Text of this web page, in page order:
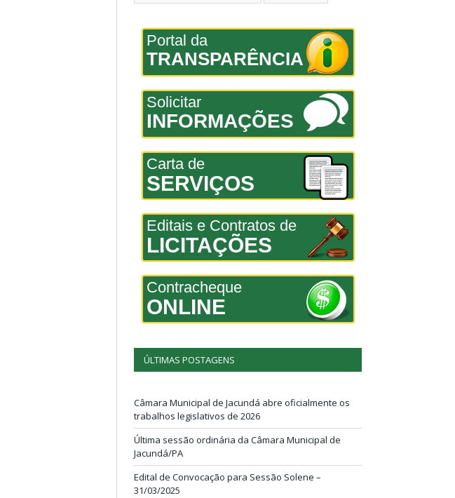
Portal da
TRANSPARÊNCIA
Solicitar
INFORMAÇÕES
Carta de
SERVIÇOS
Editais e Contratos de
LICITAÇÕES
Contracheque
ONLINE
ÚLTIMAS POSTAGENS
Câmara Municipal de Jacundá abre oficialmente os
trabalhos legislativos de 2026
Última sessão ordinária da Câmara Municipal de
Jacundá/PA
Edital de Convocação para Sessão Solene –
31/03/2025